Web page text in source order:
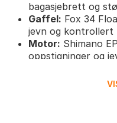
bagasjebrett og
Gaffel: Fox 34
jevn og kontrollert
Motor: Shimano
oppstigninger og
Shimano